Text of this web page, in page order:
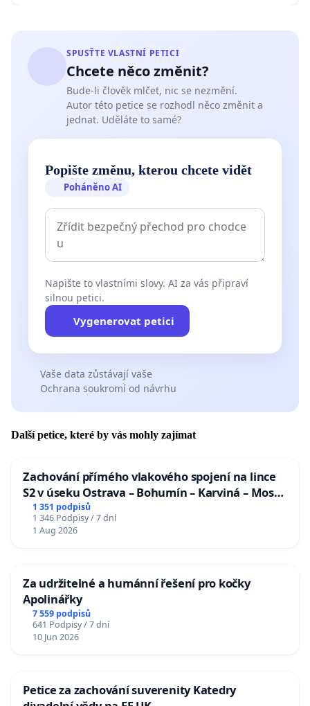
SPUSŤTE VLASTNÍ PETICI
Chcete něco změnit?
Bude-li člověk mlčet, nic se nezmění.
Autor této petice se rozhodl něco změnit a
jednat. Uděláte to samé?
Popište změnu, kterou chcete vidět
Poháněno AI
Napište to vlastními slovy. AI za vás připraví
silnou petici.
Vygenerovat petici
Vaše data zůstávají vaše
Ochrana soukromí od návrhu
Další petice, které by vás mohly zajímat
Zachování přímého vlakového spojení na lince
S2 v úseku Ostrava – Bohumín – Karviná – Mosty
u Jablunkova
1 351 podpisů
1 346 Podpisy / 7 dní
1 Aug 2026
Za udržitelné a humánní řešení pro kočky
Apolinářky
7 559 podpisů
641 Podpisy / 7 dní
10 Jun 2026
Petice za zachování suverenity Katedry